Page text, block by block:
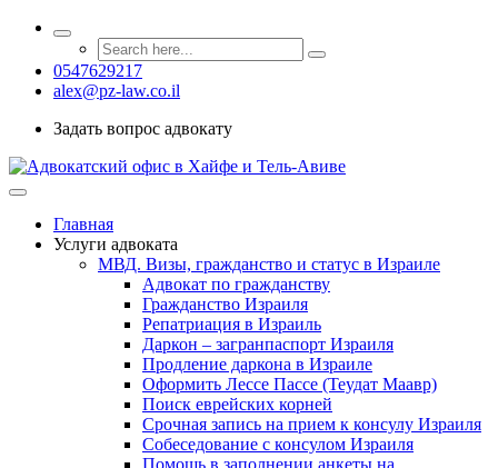
0547629217
alex@pz-law.co.il
Задать вопрос адвокату
Главная
Услуги адвоката
МВД. Визы, гражданство и статус в Израиле
Адвокат по гражданству
Гражданство Израиля
Репатриация в Израиль
Даркон – загранпаспорт Израиля
Продление даркона в Израиле
Оформить Лессе Пассе (Теудат Маавр)
Поиск еврейских корней
Срочная запись на прием к консулу Израиля
Собеседование с консулом Израиля
Помощь в заполнении анкеты на